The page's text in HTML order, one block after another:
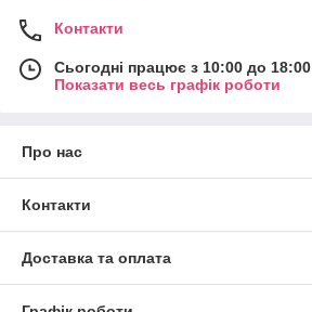
Контакти
Сьогодні працює з 10:00 до 18:00
Показати весь графік роботи
Про нас
Контакти
Доставка та оплата